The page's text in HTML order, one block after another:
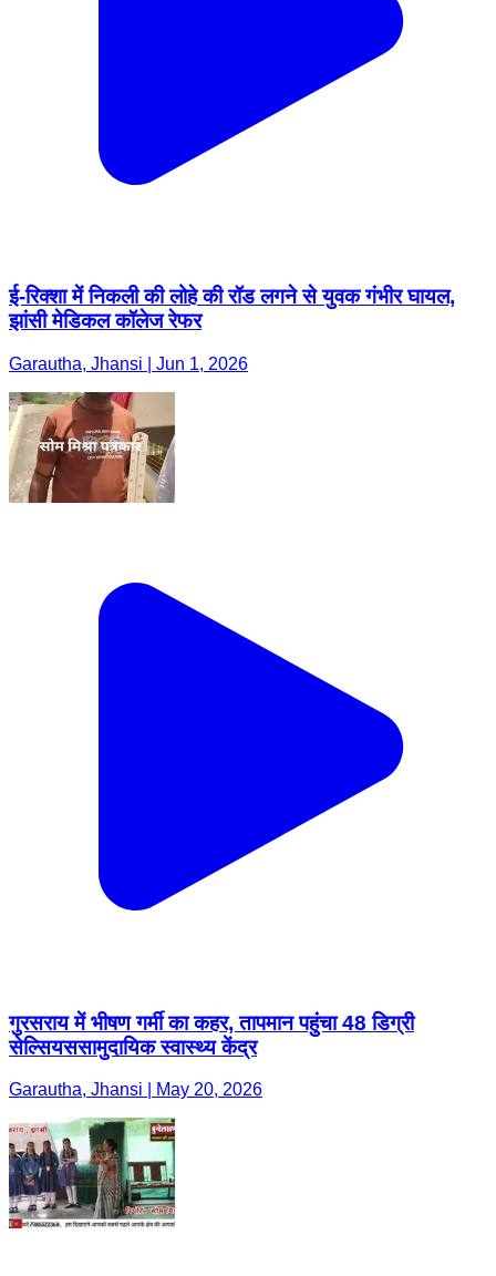
ई-रिक्शा में निकली की लोहे की रॉड लगने से युवक गंभीर घायल,
झांसी मेडिकल कॉलेज रेफर
Garautha, Jhansi | Jun 1, 2026
गुरसराय में भीषण गर्मी का कहर, तापमान पहुंचा 48 डिग्री
सेल्सियससामुदायिक स्वास्थ्य केंद्र
Garautha, Jhansi | May 20, 2026